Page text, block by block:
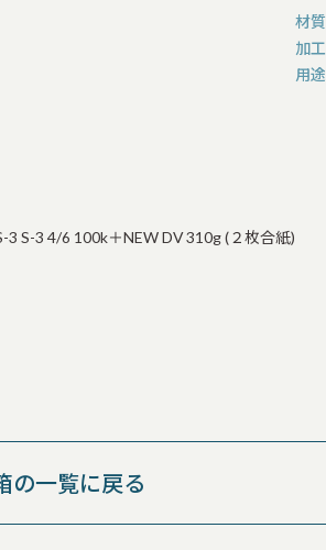
S-3 4/6 100k＋NEW DV 310g (２枚合紙)
材質
加工
用途
の一覧に戻る